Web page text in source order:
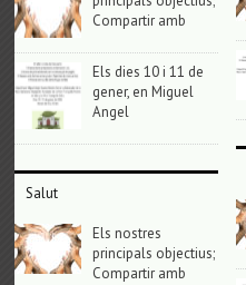
Compartir amb
Els dies 10 i 11 de
gener, en Miguel
Angel
Salut
Els nostres
principals objectius;
Compartir amb